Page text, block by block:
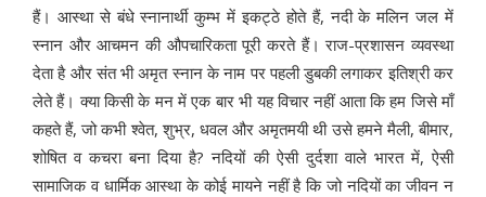
हैं। आस्था से बंधे स्नानार्थी कुम्भ में इकट्ठे होते हैं, नदी के मलिन जल में
स्नान और आचमन की औपचारिकता पूरी करते हैं। राज-प्रशासन व्यवस्था
देता है और संत भी अमृत स्नान के नाम पर पहली डुबकी लगाकर इतिश्री कर
लेते हैं। क्या किसी के मन में एक बार भी यह विचार नहीं आता कि हम जिसे माँ
कहते हैं, जो कभी श्वेत, शुभ्र, धवल और अमृतमयी थी उसे हमने मैली, बीमार,
शोषित व कचरा बना दिया है? नदियों की ऐसी दुर्दशा वाले भारत में, ऐसी
सामाजिक व धार्मिक आस्था के कोई मायने नहीं है कि जो नदियों का जीवन न